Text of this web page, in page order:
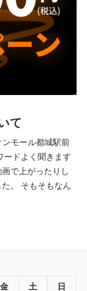
て
モール都城駅前
ードよく聞きます
で上がったりし
。 そもそもなん
金 土 日